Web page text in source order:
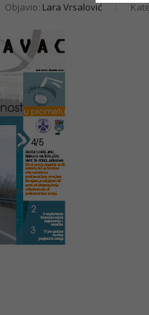
Objavio: Lara Vrsalović